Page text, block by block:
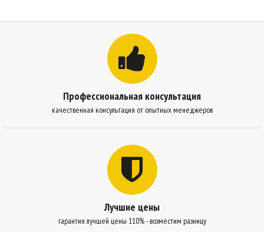
Профессиональная консультация
качественная консультация от опытных менеджеров
Лучшие цены
гарантия лучшей цены 110% - возместим разницу